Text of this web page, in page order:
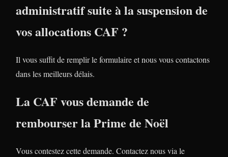
administratif suite à la suspension de
vos allocations CAF ?
Il vous suffit de remplir le formulaire et nous vous contactons
dans les meilleurs délais.
La CAF vous demande de
rembourser la Prime de Noël
Vous contestez cette demande. Contactez nous via le